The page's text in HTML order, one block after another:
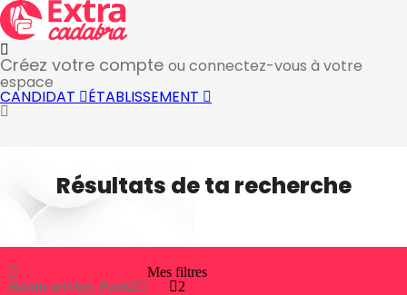
Créez votre compte ou connectez-vous à votre
espace
CANDIDAT ÉTABLISSEMENT
Résultats de ta recherche
Room service, Paris2
Mes filtres
2